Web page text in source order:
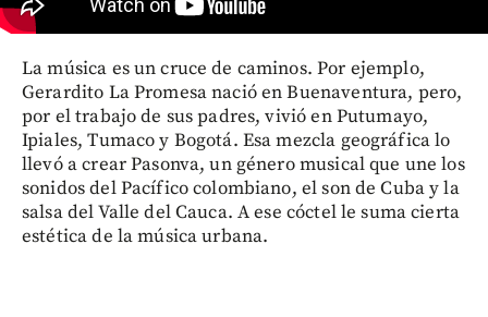
La música es un cruce de caminos. Por ejemplo,
Gerardito La Promesa nació en Buenaventura, pero,
por el trabajo de sus padres, vivió en Putumayo,
Ipiales, Tumaco y Bogotá. Esa mezcla geográfica lo
llevó a crear Pasonva, un género musical que une los
sonidos del Pacífico colombiano, el son de Cuba y la
salsa del Valle del Cauca. A ese cóctel le suma cierta
estética de la música urbana.